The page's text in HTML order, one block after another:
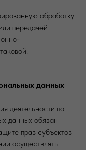
обработку
передачей
данных
деятельности по
данных обязан
прав субъектов
осуществлять